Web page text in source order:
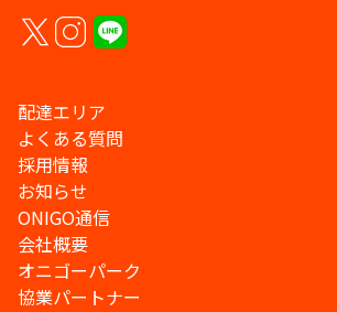
配達エリア
よくある質問
採用情報
お知らせ
ONIGO通信
会社概要
オニゴーパーク
協業パートナー